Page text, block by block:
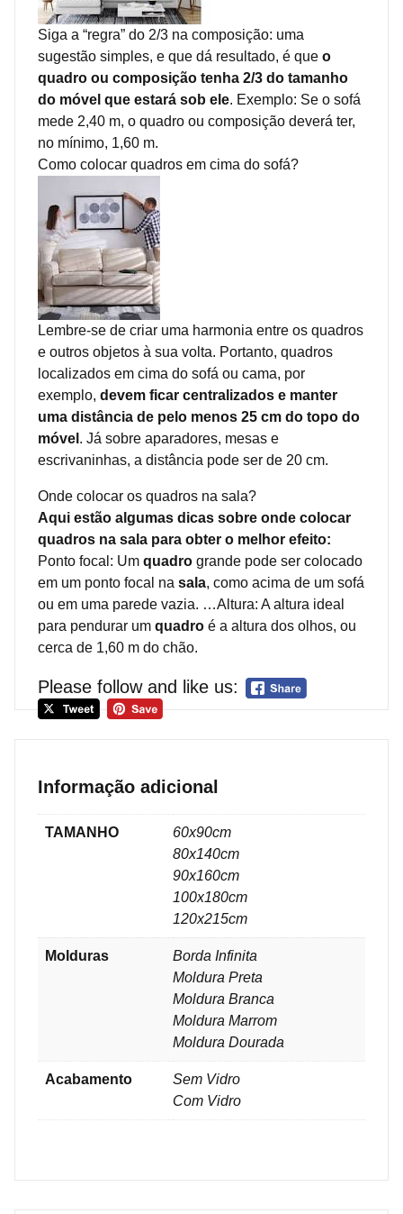
Siga a “regra” do 2/3 na composição: uma
sugestão simples, e que dá resultado, é que o
quadro ou composição tenha 2/3 do tamanho
do móvel que estará sob ele. Exemplo: Se o sofá
mede 2,40 m, o quadro ou composição deverá ter,
no mínimo, 1,60 m.
Como colocar quadros em cima do sofá?
Lembre-se de criar uma harmonia entre os quadros
e outros objetos à sua volta. Portanto, quadros
localizados em cima do sofá ou cama, por
exemplo, devem ficar centralizados e manter
uma distância de pelo menos 25 cm do topo do
móvel . Já sobre aparadores, mesas e
escrivaninhas, a distância pode ser de 20 cm.
Onde colocar os quadros na sala?
Aqui estão algumas dicas sobre onde colocar
quadros na sala para obter o melhor efeito:
Ponto focal: Um quadro grande pode ser colocado
em um ponto focal na sala, como acima de um sofá
ou em uma parede vazia. …Altura: A altura ideal
para pendurar um quadro é a altura dos olhos, ou
cerca de 1,60 m do chão.
Please follow and like us:
Informação adicional
TAMANHO
60x90cm
80x140cm
90x160cm
100x180cm
120x215cm
Molduras
Borda Infinita
Moldura Preta
Moldura Branca
Moldura Marrom
Moldura Dourada
Acabamento
Sem Vidro
Com Vidro